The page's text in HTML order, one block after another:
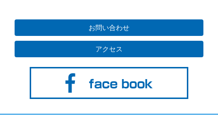
お問い合わせ
アクセス